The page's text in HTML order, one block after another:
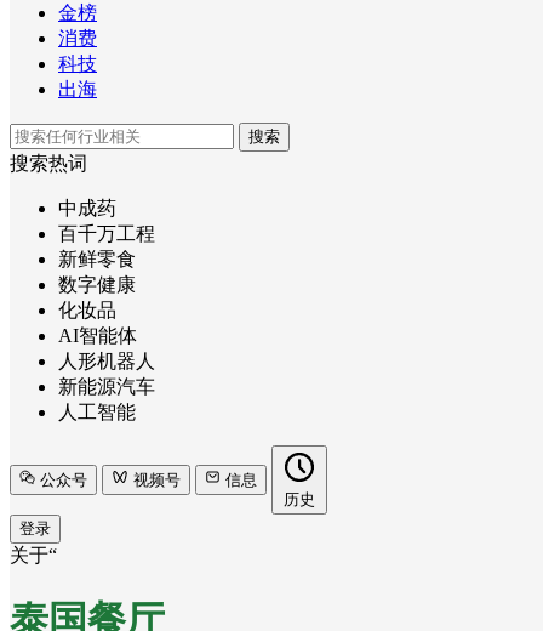
金榜
消费
科技
出海
搜索
搜索热词
中成药
百千万工程
新鲜零食
数字健康
化妆品
AI智能体
人形机器人
新能源汽车
人工智能
公众号 视频号
信息
历史
登录
关于“
泰国餐厅